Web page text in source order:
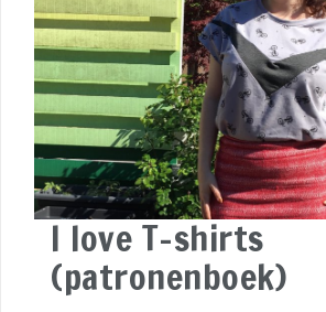
I love T-shirts
(patronenboek)